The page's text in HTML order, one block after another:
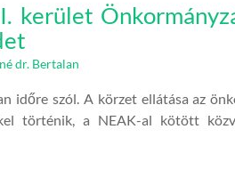
kerület
dr. Bertalan
időre szól. A körzet ellátása az
történik, a NEAK-al kötött